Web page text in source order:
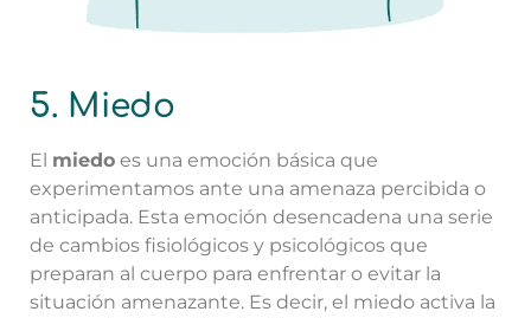
5. Miedo
El miedo es una emoción básica que
experimentamos ante una amenaza percibida o
anticipada. Esta emoción desencadena una serie
de cambios fisiológicos y psicológicos que
preparan al cuerpo para enfrentar o evitar la
situación amenazante. Es decir, el miedo activa la